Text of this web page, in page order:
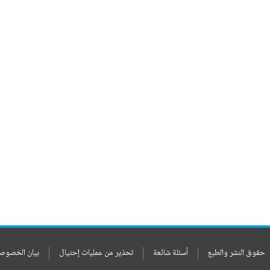
حقوق النشر والطبع أسئلة شائعة تحذير من عمليات إحتيال بيان